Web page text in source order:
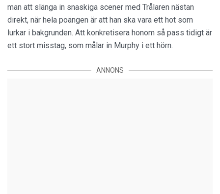
man att slänga in snaskiga scener med Trålaren nästan
direkt, när hela poängen är att han ska vara ett hot som
lurkar i bakgrunden. Att konkretisera honom så pass tidigt är
ett stort misstag, som målar in Murphy i ett hörn.
ANNONS